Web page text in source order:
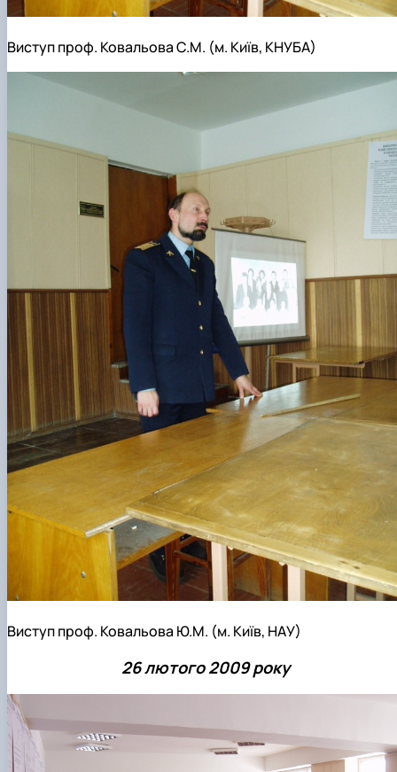
Виступ проф. Ковальова С.М. (м. Київ, КНУБА)
Виступ проф. Ковальова Ю.М. (м. Київ, НАУ)
26 лютого 2009 року